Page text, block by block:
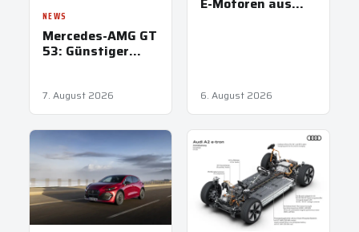
NEWS
Mercedes-AMG GT
53: Günstiger
7. August 2026 6. August 2026